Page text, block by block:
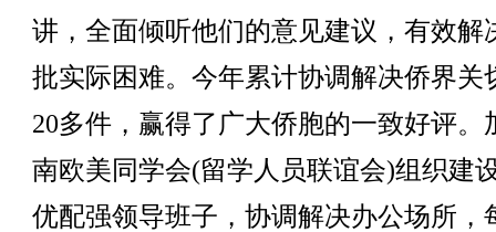
讲，全面倾听他们的意见建议，有效解
批实际困难。今年累计协调解决侨界关
20多件，赢得了广大侨胞的一致好评。
南欧美同学会(留学人员联谊会)组织建
优配强领导班子，协调解决办公场所，